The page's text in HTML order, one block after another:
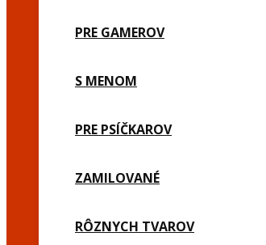
PRE GAMEROV
S MENOM
PRE PSÍČKAROV
ZAMILOVANÉ
RÔZNYCH TVAROV